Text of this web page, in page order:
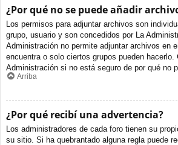
¿Por qué no se puede añadir
Los permisos para adjuntar archivos son
grupo, usuario y son concedidos por La
Administración no permite adjuntar archivos en
encuentra o solo ciertos grupos pueden hacerlo.
Administración si no está seguro de por qué no
Arriba
¿Por qué recibí una advertencia?
Los administradores de cada foro tienen su
su sitio. Si ha quebrantado alguna regla puede